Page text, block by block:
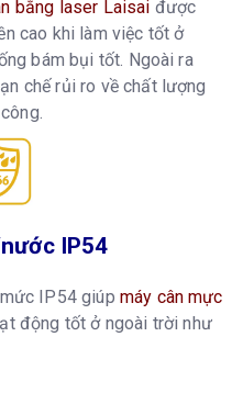
bằng laser Laisai được
cao khi làm việc tốt ở
bám bụi tốt. Ngoài ra
chế rủi ro về chất lượng
IP54
IP54 giúp máy cân mực
động tốt ở ngoài trời như